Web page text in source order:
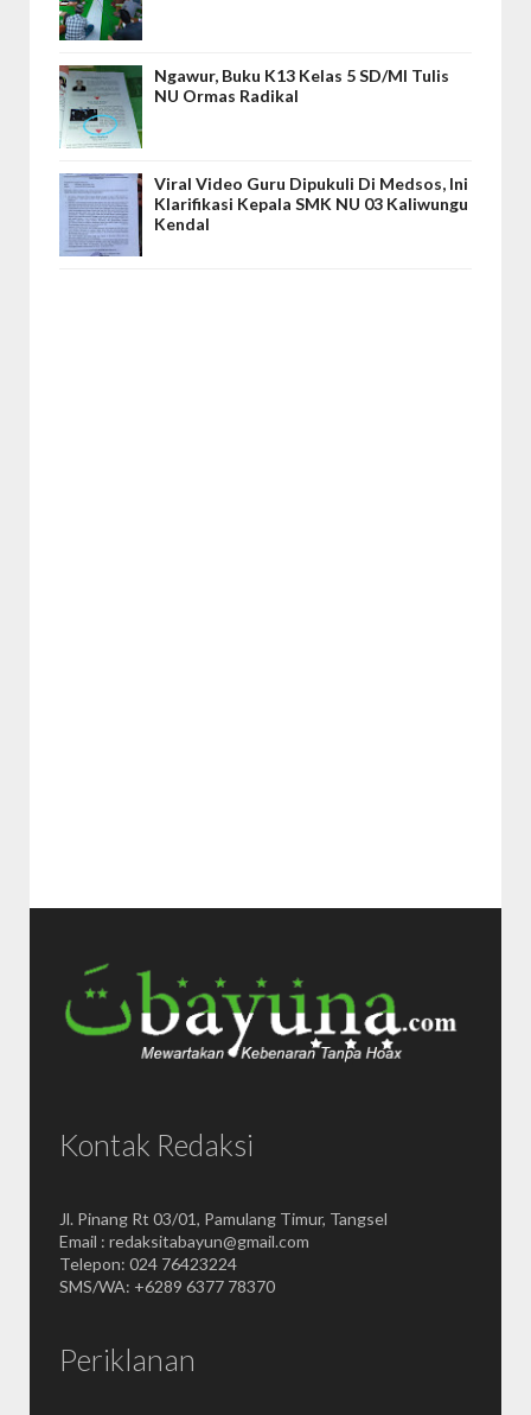
Ngawur, Buku K13 Kelas 5 SD/MI Tulis
NU Ormas Radikal
Viral Video Guru Dipukuli Di Medsos, Ini
Klarifikasi Kepala SMK NU 03 Kaliwungu
Kendal
Kontak Redaksi
Jl. Pinang Rt 03/01, Pamulang Timur, Tangsel
Email : redaksitabayun@gmail.com
Telepon: 024 76423224
SMS/WA: +6289 6377 78370
Periklanan